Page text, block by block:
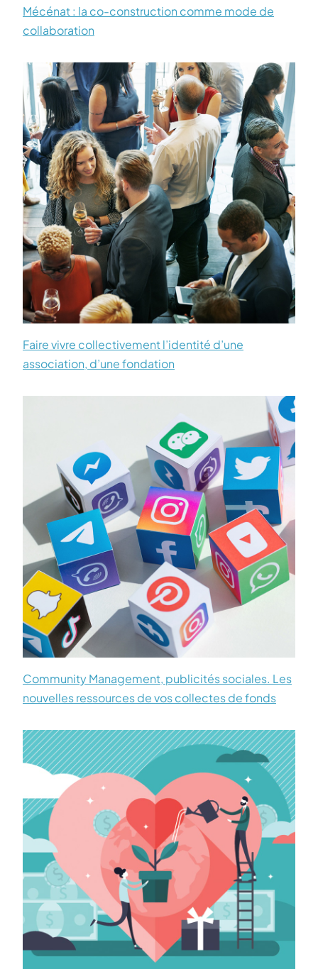
Mécénat : la co-construction comme mode de
collaboration
Faire vivre collectivement l’identité d’une
association, d’une fondation
Community Management, publicités sociales. Les
nouvelles ressources de vos collectes de fonds